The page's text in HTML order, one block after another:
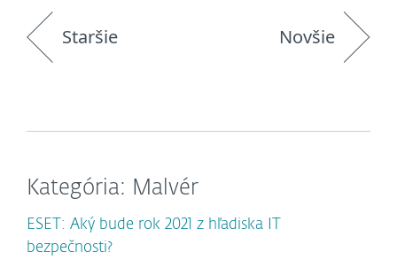
Staršie Novšie
Kategória: Malvér
ESET: Aký bude rok 2021 z hľadiska IT
bezpečnosti?